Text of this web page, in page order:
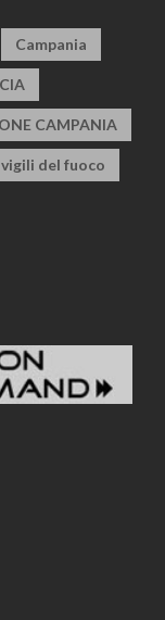
Campania
CAMPANIA
vigili del fuoco